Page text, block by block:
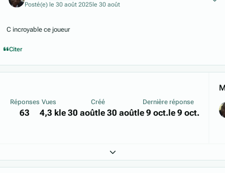
Posté(e) le 30 août 2025le 30 août
C incroyable ce joueur
Citer
Réponses
63
Vues
4,3 k
Créé
le 30 aoûtle 30 août
Dernière réponse
le 9 oct.le 9 oct.
Expand topic overview